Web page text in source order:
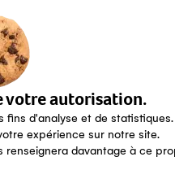
votre autorisation.
d'analyse et de statistiques.
expérience sur notre site.
renseignera davantage à ce